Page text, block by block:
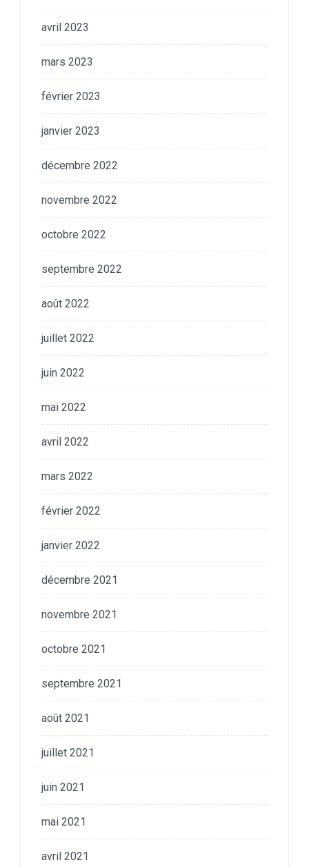
avril 2023
mars 2023
février 2023
janvier 2023
décembre 2022
novembre 2022
octobre 2022
septembre 2022
août 2022
juillet 2022
juin 2022
mai 2022
avril 2022
mars 2022
février 2022
janvier 2022
décembre 2021
novembre 2021
octobre 2021
septembre 2021
août 2021
juillet 2021
juin 2021
mai 2021
avril 2021